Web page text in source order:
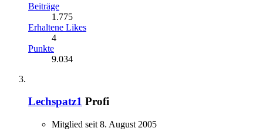
Beiträge
1.775
Erhaltene Likes
4
Punkte
9.034
Lechspatz1 Profi
Mitglied seit 8. August 2005